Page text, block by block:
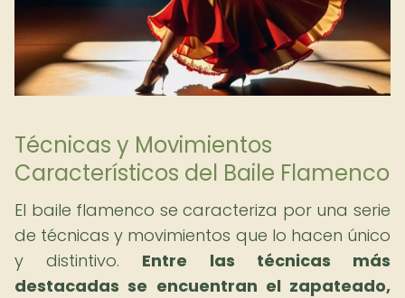
Técnicas y Movimientos
Característicos del Baile Flamenco
El baile flamenco se caracteriza por una serie
de técnicas y movimientos que lo hacen único
y distintivo. Entre las técnicas más
destacadas se encuentran el zapateado,